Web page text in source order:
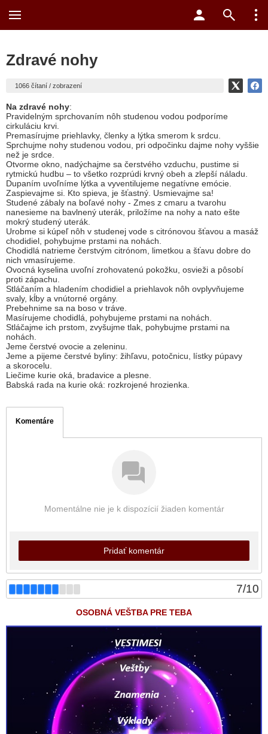
7/10
OSOBNÁ VEŠTBA PRE TEBA
Zdravé nohy
1066 čítaní / zobrazení
Na zdravé nohy:
Pravidelným sprchovaním nôh studenou vodou podporíme
cirkuláciu krvi.
Premasírujme priehlavky, členky a lýtka smerom k srdcu.
Sprchujme nohy studenou vodou, pri odpočinku dajme nohy vyššie
než je srdce.
Otvorme okno, nadýchajme sa čerstvého vzduchu, pustime si
rytmickú hudbu – to všetko rozprúdi krvný obeh a zlepší náladu.
Dupaním uvoľníme lýtka a vyventilujeme negatívne emócie.
Zaspievajme si. Kto spieva, je šťastný. Usmievajme sa!
Studené zábaly na boľavé nohy - Zmes z cmaru a tvarohu
nanesieme na bavlnený uterák, priložíme na nohy a nato ešte
mokrý studený uterák.
Urobme si kúpeľ nôh v studenej vode s citrónovou šťavou a masáž
chodidiel, pohybujme prstami na nohách.
Chodidlá natrieme čerstvým citrónom, limetkou a šťavu dobre do
nich vmasírujeme.
Ovocná kyselina uvoľní zrohovatenú pokožku, osvieži a pôsobí
proti zápachu.
Stláčaním a hladením chodidiel a priehlavok nôh ovplyvňujeme
svaly, kĺby a vnútorné orgány.
Prebehnime sa na boso v tráve.
Masírujeme chodidlá, pohybujeme prstami na nohách.
Stláčajme ich prstom, zvyšujme tlak, pohybujme prstami na
nohách.
Jeme čerstvé ovocie a zeleninu.
Jeme a pijeme čerstvé byliny: žihľavu, potočnicu, lístky púpavy
a skorocelu.
Liečime kurie oká, bradavice a plesne.
Babská rada na kurie oká: rozkrojené hrozienka.
Komentáre
Momentálne nie je k dispozícií žiaden komentár
Pridať komentár